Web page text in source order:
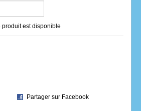
est disponible
Partager sur Facebook